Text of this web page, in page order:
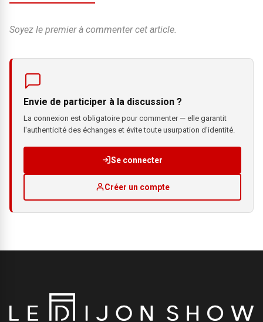
Soyez le premier à commenter cet article.
Envie de participer à la discussion ?
La connexion est obligatoire pour commenter — elle garantit
l'authenticité des échanges et évite toute usurpation d'identité.
Se connecter
Créer un compte